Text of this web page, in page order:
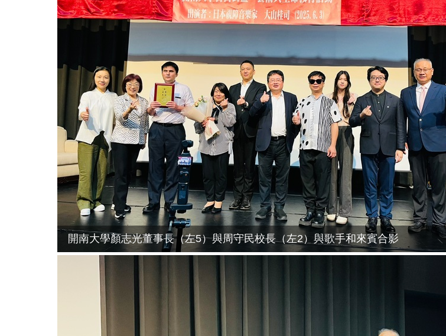
開南大學顏志光董事長（左5）與周守民校長（左2）與歌手和來賓合影